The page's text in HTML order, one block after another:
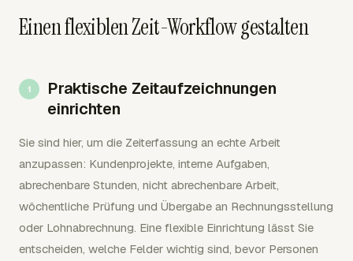
Einen flexiblen Zeit-Workflow gestalten
Praktische Zeitaufzeichnungen
einrichten
Sie sind hier, um die Zeiterfassung an echte Arbeit
anzupassen: Kundenprojekte, interne Aufgaben,
abrechenbare Stunden, nicht abrechenbare Arbeit,
wöchentliche Prüfung und Übergabe an Rechnungsstellung
oder Lohnabrechnung. Eine flexible Einrichtung lässt Sie
entscheiden, welche Felder wichtig sind, bevor Personen